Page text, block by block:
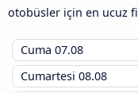
otobüsler için en ucuz
Cuma 07.08
Cumartesi 08.08